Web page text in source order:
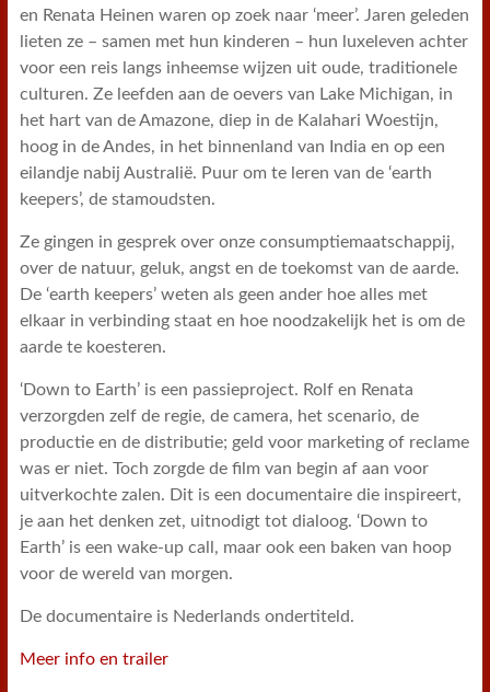
en Renata Heinen waren op zoek naar ‘meer’. Jaren geleden
lieten ze – samen met hun kinderen – hun luxeleven achter
voor een reis langs inheemse wijzen uit oude, traditionele
culturen. Ze leefden aan de oevers van Lake Michigan, in
het hart van de Amazone, diep in de Kalahari Woestijn,
hoog in de Andes, in het binnenland van India en op een
eilandje nabij Australië. Puur om te leren van de ‘earth
keepers’, de stamoudsten.
Ze gingen in gesprek over onze consumptiemaatschappij,
over de natuur, geluk, angst en de toekomst van de aarde.
De ‘earth keepers’ weten als geen ander hoe alles met
elkaar in verbinding staat en hoe noodzakelijk het is om de
aarde te koesteren.
‘Down to Earth’ is een passieproject. Rolf en Renata
verzorgden zelf de regie, de camera, het scenario, de
productie en de distributie; geld voor marketing of reclame
was er niet. Toch zorgde de film van begin af aan voor
uitverkochte zalen. Dit is een documentaire die inspireert,
je aan het denken zet, uitnodigt tot dialoog. ‘Down to
Earth’ is een wake-up call, maar ook een baken van hoop
voor de wereld van morgen.
De documentaire is Nederlands ondertiteld.
Meer info en trailer